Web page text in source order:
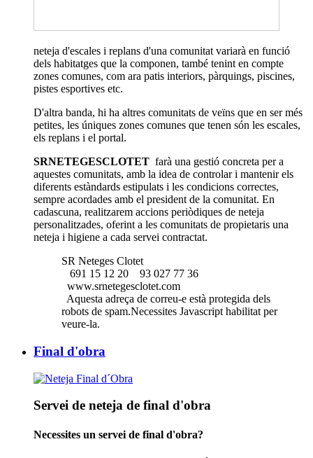
neteja d'escales i replans d'una comunitat variarà en funció
dels habitatges que la componen, també tenint en compte
zones comunes, com ara patis interiors, pàrquings, piscines,
pistes esportives etc.
D'altra banda, hi ha altres comunitats de veïns que en ser més
petites, les úniques zones comunes que tenen són les escales,
els replans i el portal.
SRNETEGESCLOTET farà una gestió concreta per a
aquestes comunitats, amb la idea de controlar i mantenir els
diferents estàndards estipulats i les condicions correctes,
sempre acordades amb el president de la comunitat. En
cadascuna, realitzarem accions periòdiques de neteja
personalitzades, oferint a les comunitats de propietaris una
neteja i higiene a cada servei contractat.
SR Neteges Clotet
691 15 12 20
93 027 77 36
www.srnetegesclotet.com
Aquesta adreça de correu-e està protegida dels
robots de spam.Necessites Javascript habilitat per
veure-la.
Final d'obra
Servei de neteja de final d'obra
Necessites un servei de final d'obra?